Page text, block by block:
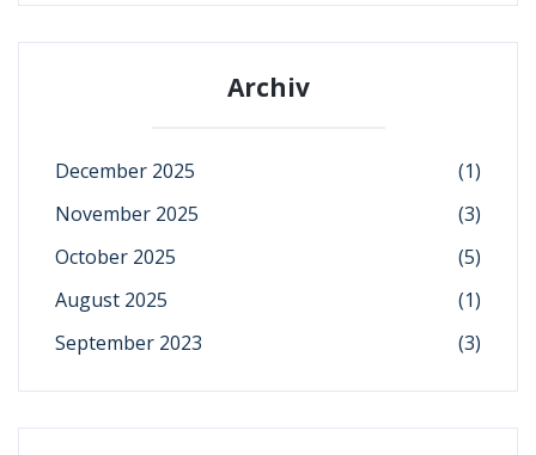
Archiv
December 2025
(1)
November 2025
(3)
October 2025
(5)
August 2025
(1)
September 2023
(3)